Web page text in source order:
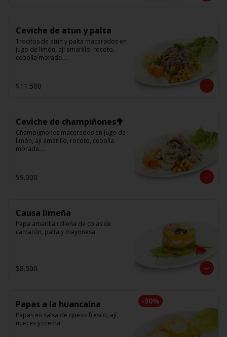
Ceviche de atun y palta
Trocitos de atún y palta macerados en
jugo de limón, ají amarillo, rocoto,
cebolla morada.
$11.500
Ceviche de champiñones🥦
Champignones macerados en jugo de
limón, ají amarillo, rocoto, cebolla
morada.
$9.000
Causa limeña
Papa amarilla rellena de colas de
camarón, palta y mayonesa
$8.500
-30%
Papas a la huancaína
Papas en salsa de queso fresco, ají,
nueces y crema